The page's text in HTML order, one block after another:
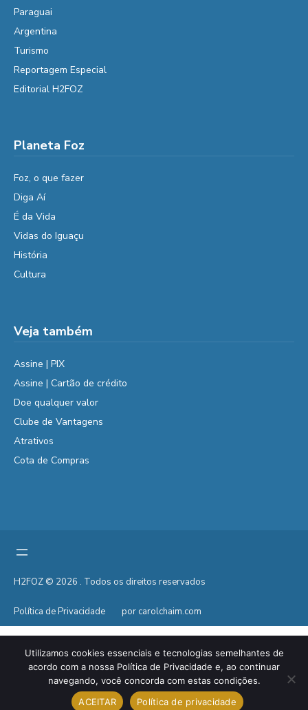
Paraguai
Argentina
Turismo
Reportagem Especial
Editorial H2FOZ
Planeta Foz
Foz, o que fazer
Diga Aí
É da Vida
Vidas do Iguaçu
História
Cultura
Veja também
Assine | PIX
Assine | Cartão de crédito
Doe qualquer valor
Clube de Vantagens
Atrativos
Cota de Compras
H2FOZ © 2026 . Todos os direitos reservados
Política de Privacidade por carolchaim.com
Utilizamos cookies essenciais e tecnologias semelhantes de
acordo com a nossa Política de Privacidade e, ao continuar
navegando, você concorda com estas condições.
ACEITAR
Política de privacidade